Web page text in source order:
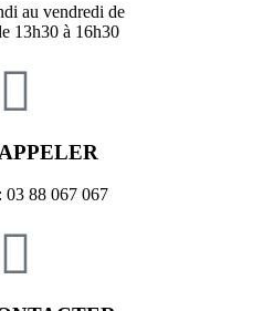
au vendredi de
13h30 à 16h30
03 88 067 067